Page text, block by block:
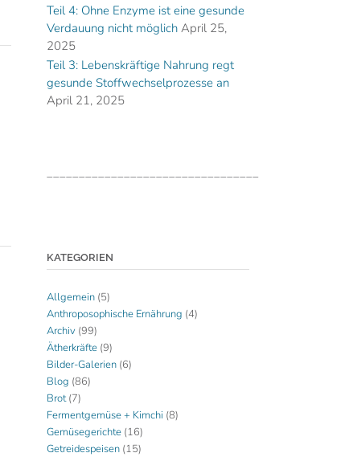
Teil 4: Ohne Enzyme ist eine gesunde
Verdauung nicht möglich April 25,
2025
Teil 3: Lebenskräftige Nahrung regt
gesunde Stoffwechselprozesse an
April 21, 2025
_________________________________
KATEGORIEN
Allgemein(5)
Anthroposophische Ernährung (4)
Archiv (99)
Ätherkräfte(9)
Bilder-Galerien(6)
Blog (86)
Brot(7)
Fermentgemüse + Kimchi (8)
Gemüsegerichte(16)
Getreidespeisen(15)